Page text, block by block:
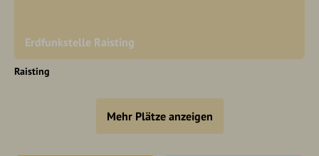
Erdfunkstelle Raisting
Raisting
Mehr Plätze anzeigen